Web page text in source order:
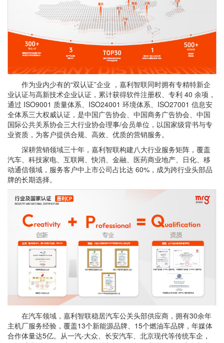
作为业内少有的“双认证”企业 ，嘉利智联同时拥有专精特新企
业认证与高新技术企业认证，累计获得软件注册权、专利 40 余项，
通过 ISO9001 质量体系、ISO24001 环境体系、ISO27001 信息安
全体系三大权威认证，是中国广告协会、中国商务广告协会、中国
国际公共关系协会三大行业协会理事/会员单位，以国家级背书与专
业资质，为客户提供合规、高效、优质的营销服务。
深耕营销领域三十年，嘉利智联构建八大行业服务矩阵，覆盖
汽车、科技家电、互联网、快消、金融、医药商业地产、日化、移
动通信领域，服务客户中上市公司占比达 60%，成为跨行业头部品
牌的长期选择。
在汽车领域，嘉利智联稳居汽车公关头部供应商，拥有30余年
主机厂服务经验，覆盖13个新能源品牌、15个燃油车品牌，年媒体
合作体量达5亿。从一汽-大众、长安汽车、北京现代等传统车企，